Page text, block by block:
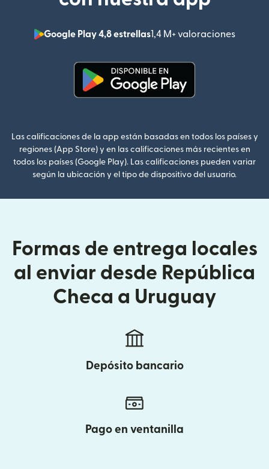
Google Play 4,8 estrellas1,4 M+ valoraciones
(se
Las calificaciones de la app están basadas en todos los países y
regiones (App Store) y en las calificaciones más recientes en
todos los países (Google Play). Las calificaciones pueden variar
según la ubicación y el tipo de dispositivo del usuario.
Formas de entrega locales
al enviar desde República
Checa a Uruguay
Depósito bancario
Pago en ventanilla